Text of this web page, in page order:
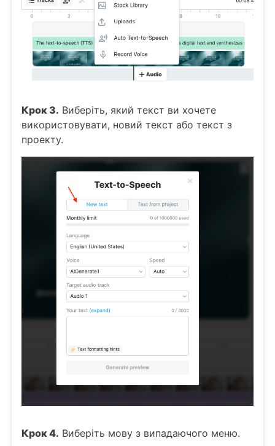
Крок 3. Виберіть, який текст ви хочете
використовувати, новий текст або текст з
проекту.
Крок 4. Виберіть мову з випадаючого меню.